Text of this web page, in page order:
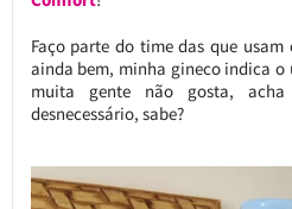
Faço parte do time das que
ainda bem, minha gineco indica o
muita gente não gosta,
desnecessário, sabe?